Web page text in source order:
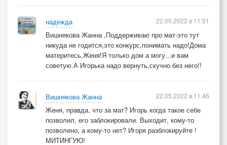
надежда
Вишнякова Жанна ,Поддерживаю про мат-это тут
никуда не годится,это конкурс,понимать надо!Дома
материтесь,Женя!Я только дом а могу...и вам
советую.А Игорька надо вернуть,скучно без него!!
22.05.2022 в 11:51
Вишнякова Жанна
Женя, правда, что за мат? Игорь когда такое себе
позволил, его заблокировали. Выходит, кому-то
позволено, а кому-то нет? Игоря разблокируйте !
МИТИНГУЮ!
22.05.2022 в 11:46